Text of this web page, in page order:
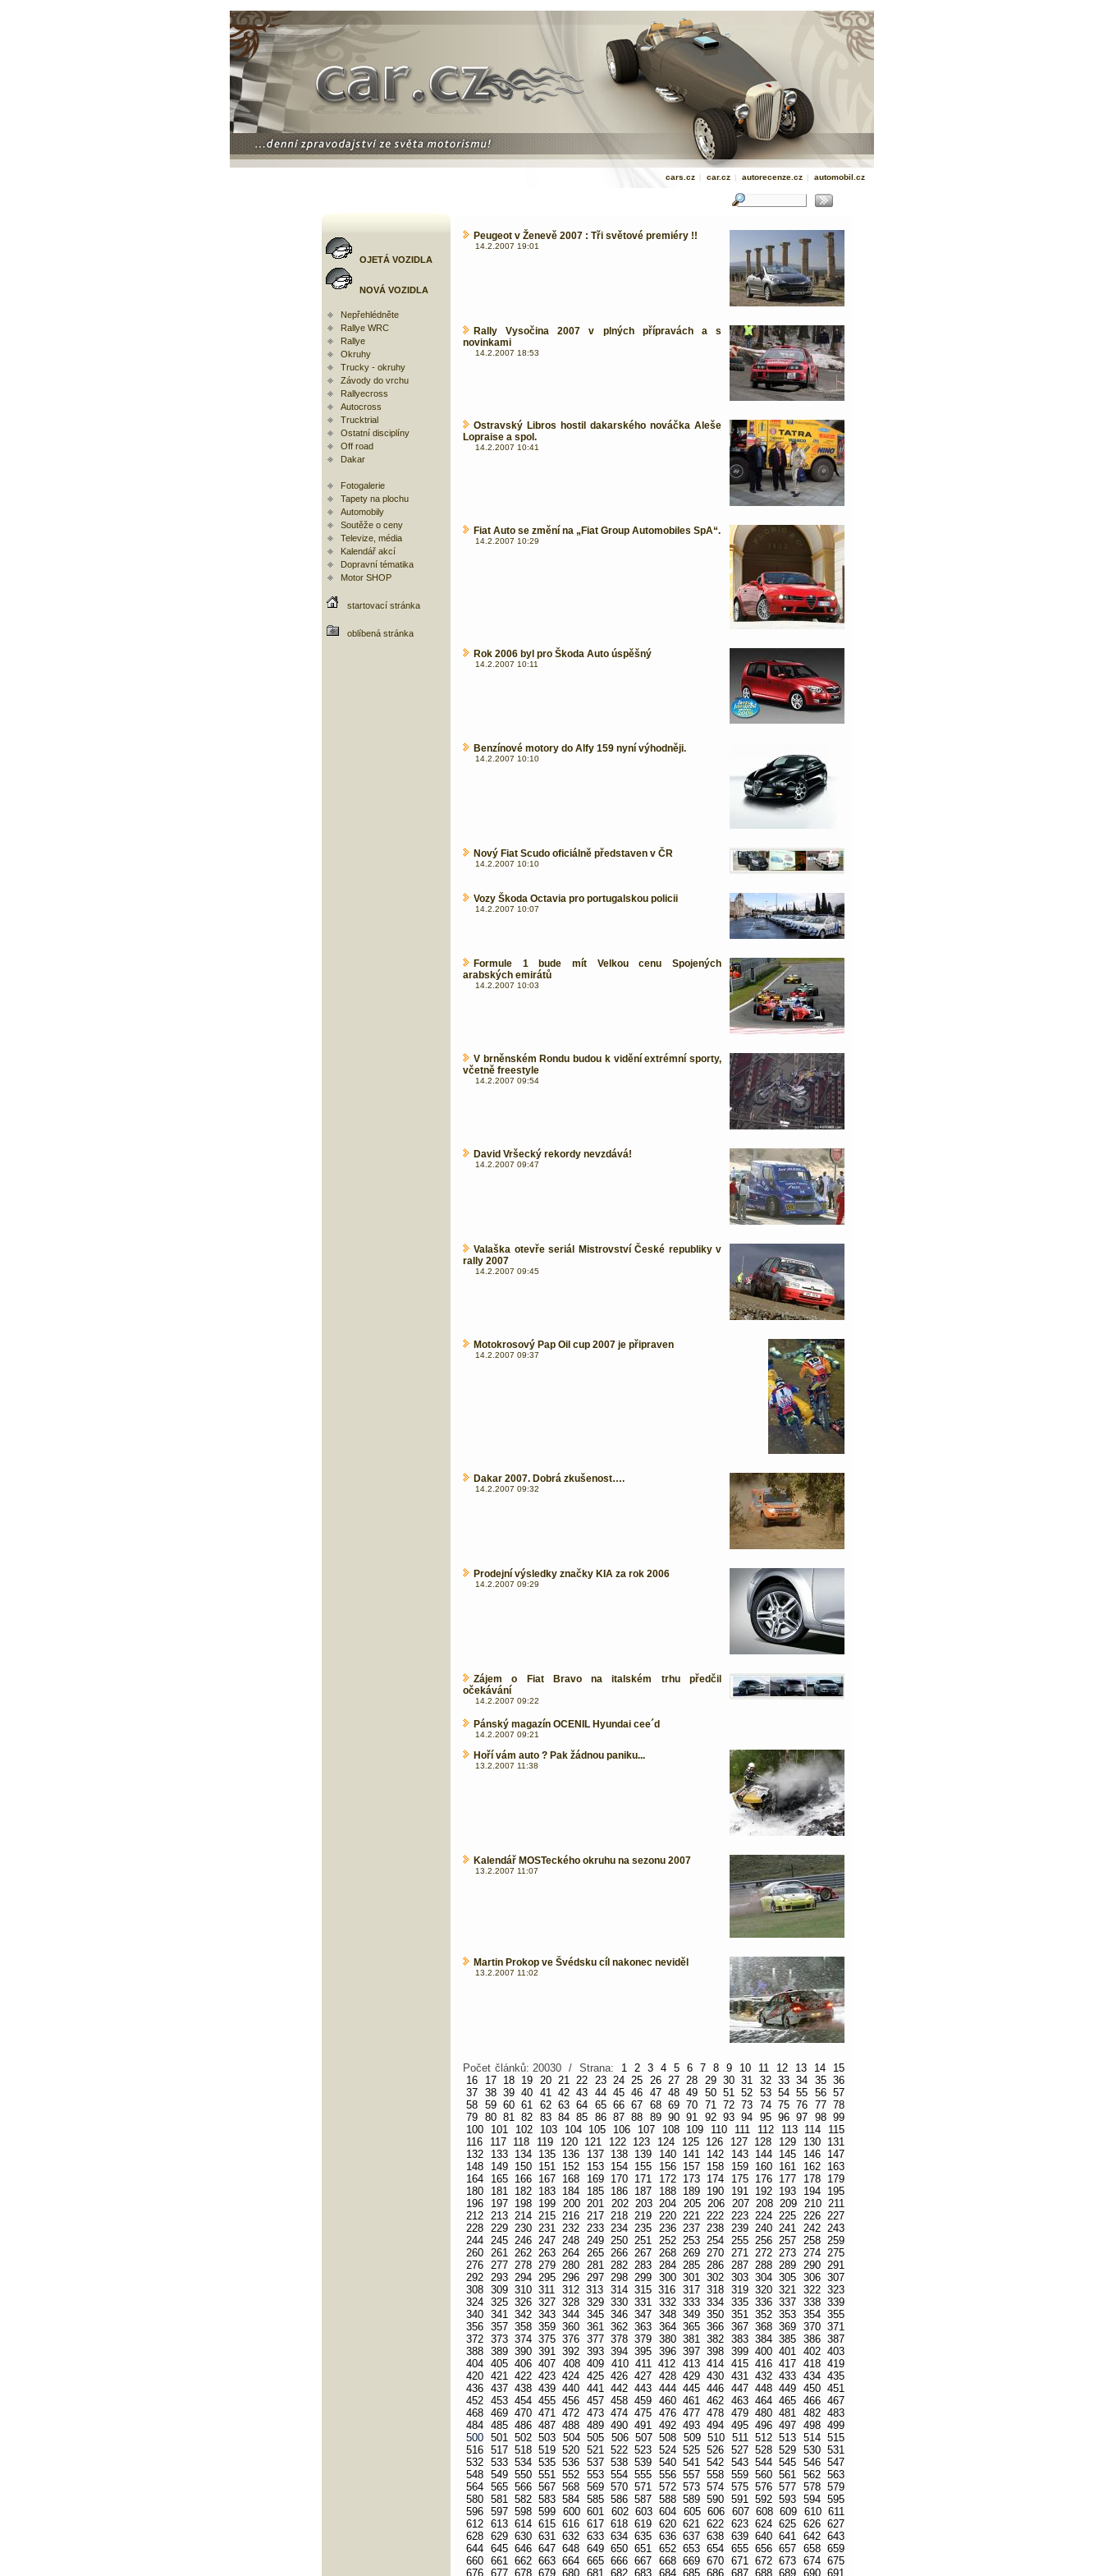
cars.cz | car.cz | autorecenze.cz | automobil.cz
OJETÁ VOZIDLA
NOVÁ VOZIDLA
Nepřehlédněte
Rallye WRC
Rallye
Okruhy
Trucky - okruhy
Závody do vrchu
Rallyecross
Autocross
Trucktrial
Ostatní disciplíny
Off road
Dakar
Fotogalerie
Tapety na plochu
Automobily
Soutěže o ceny
Televize, média
Kalendář akcí
Dopravní tématika
Motor SHOP
startovací stránka
oblíbená stránka
Peugeot v Ženevě 2007 : Tři světové premiéry !!
14.2.2007 19:01
Rally Vysočina 2007 v plných přípravách a s
novinkami
14.2.2007 18:53
Ostravský Libros hostil dakarského nováčka Aleše
Lopraise a spol.
14.2.2007 10:41
Fiat Auto se změní na „Fiat Group Automobiles SpA“.
14.2.2007 10:29
Rok 2006 byl pro Škoda Auto úspěšný
14.2.2007 10:11
Benzínové motory do Alfy 159 nyní výhodněji.
14.2.2007 10:10
Nový Fiat Scudo oficiálně představen v ČR
14.2.2007 10:10
Vozy Škoda Octavia pro portugalskou policii
14.2.2007 10:07
Formule 1 bude mít Velkou cenu Spojených
arabských emirátů
14.2.2007 10:03
V brněnském Rondu budou k vidění extrémní sporty,
včetně freestyle
14.2.2007 09:54
David Vršecký rekordy nevzdává!
14.2.2007 09:47
Valaška otevře seriál Mistrovství České republiky v
rally 2007
14.2.2007 09:45
Motokrosový Pap Oil cup 2007 je připraven
14.2.2007 09:37
Dakar 2007. Dobrá zkušenost….
14.2.2007 09:32
Prodejní výsledky značky KIA za rok 2006
14.2.2007 09:29
Zájem o Fiat Bravo na italském trhu předčil
očekávání
14.2.2007 09:22
Pánský magazín OCENIL Hyundai cee´d
14.2.2007 09:21
Hoří vám auto ? Pak žádnou paniku...
13.2.2007 11:38
Kalendář MOSTeckého okruhu na sezonu 2007
13.2.2007 11:07
Martin Prokop ve Švédsku cíl nakonec neviděl
13.2.2007 11:02
Počet článků: 20030 / Strana: 1 2 3 4 5 6 7 8 9 10 11 12 13 14
15
16
17 18 19 20 21 22 23 24 25 26 27 28 29 30 31 32 33 34 35 36
37 38 39 40 41 42 43 44 45 46 47 48 49 50 51 52 53 54 55 56 57
58 59 60 61 62 63 64 65 66 67 68 69 70 71 72 73 74 75 76 77 78
79 80 81 82 83 84 85 86 87 88 89 90 91 92 93 94 95 96 97 98 99
100
101 102 103 104 105 106 107 108 109 110 111 112 113 114
115
116
117 118 119 120 121 122 123 124 125 126 127 128 129 130
131
132
133 134 135 136 137 138 139 140 141 142 143 144 145 146
147
148
149 150 151 152 153 154 155 156 157 158 159 160 161 162
163
164
165 166 167 168 169 170 171 172 173 174 175 176 177 178
179
180
181 182 183 184 185 186 187 188 189 190 191 192 193 194
195
196
197 198 199 200 201 202 203 204 205 206 207 208 209 210 211
212 213 214 215 216 217 218 219 220 221 222 223 224 225 226 227
228 229 230 231 232 233 234 235 236 237 238 239 240 241 242 243
244 245 246 247 248 249 250 251 252 253 254 255 256 257 258 259
260 261 262 263 264 265 266 267 268 269 270 271 272 273 274 275
276 277 278 279 280 281 282 283 284 285 286 287 288 289 290 291
292 293 294 295 296 297 298 299 300 301 302 303 304 305 306 307
308 309 310 311 312 313 314 315 316 317 318 319 320 321 322 323
324 325 326 327 328 329 330 331 332 333 334 335 336 337 338 339
340 341 342 343 344 345 346 347 348 349 350 351 352 353 354 355
356 357 358 359 360 361 362 363 364 365 366 367 368 369 370 371
372 373 374 375 376 377 378 379 380 381 382 383 384 385 386 387
388 389 390 391 392 393 394 395 396 397 398 399 400 401 402 403
404 405 406 407 408 409 410 411 412 413 414 415 416 417 418 419
420 421 422 423 424 425 426 427 428 429 430 431 432 433 434 435
436 437 438 439 440 441 442 443 444 445 446 447 448 449 450 451
452 453 454 455 456 457 458 459 460 461 462 463 464 465 466 467
468 469 470 471 472 473 474 475 476 477 478 479 480 481 482 483
484 485 486 487 488 489 490 491 492 493 494 495 496 497 498 499
500 501 502 503 504 505 506 507 508 509 510 511 512 513 514 515
516 517 518 519 520 521 522 523 524 525 526 527 528 529 530 531
532 533 534 535 536 537 538 539 540 541 542 543 544 545 546 547
548 549 550 551 552 553 554 555 556 557 558 559 560 561 562 563
564 565 566 567 568 569 570 571 572 573 574 575 576 577 578 579
580 581 582 583 584 585 586 587 588 589 590 591 592 593 594 595
596 597 598 599 600 601 602 603 604 605 606 607 608 609 610 611
612 613 614 615 616 617 618 619 620 621 622 623 624 625 626 627
628 629 630 631 632 633 634 635 636 637 638 639 640 641 642 643
644 645 646 647 648 649 650 651 652 653 654 655 656 657 658 659
660 661 662 663 664 665 666 667 668 669 670 671 672 673 674 675
676 677 678 679 680 681 682 683 684 685 686 687 688 689 690 691